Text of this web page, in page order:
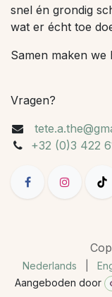
snel én grondig
wat er écht toe
Samen maken we
Vragen?
+32 (0)3 422
Nederlands
Aangeboden door